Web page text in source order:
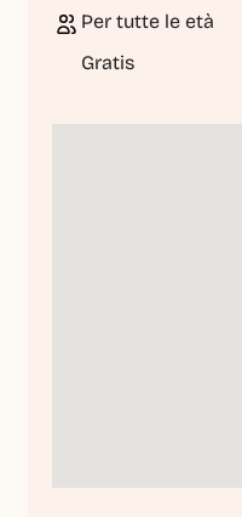
Per tutte le età
Gratis